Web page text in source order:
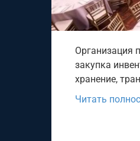
Организация
закупка
хранение,
Читать